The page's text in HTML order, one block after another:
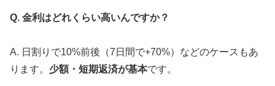
Q. 金利はどれくらい高いんですか？
A. 日割りで10%前後（7日間で+70%）などのケースもあ
ります。 少額・短期返済が基本です。